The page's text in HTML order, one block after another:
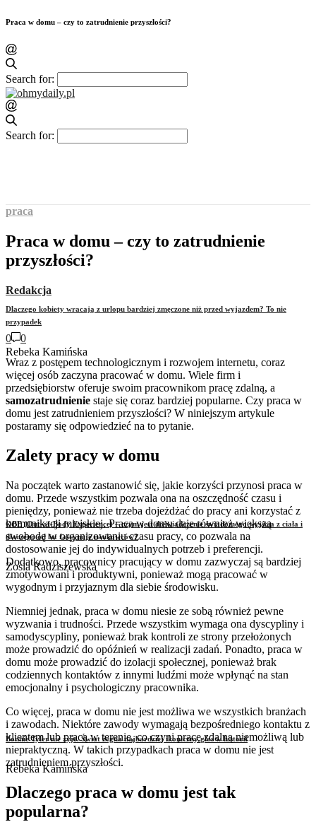
Praca w domu – czy to zatrudnienie przyszłości?
Search for:
Search for:
Dlaczego kobiety wracają z urlopu bardziej zmęczone niż przed wyjazdem? To nie
przypadek
Rebeka Kamińska
OBE (Out-of-Body Experience) – czym jest doświadczenie świadomego wyjścia z ciała i
dlaczego od lat fascynuje naukowców?
Zosia Radziszewska
Bonnie Tyler nie żyje. Świat żegna najbardziej ikoniczny głos w historii
Rebeka Kamińska
praca
Praca w domu – czy to zatrudnienie
przyszłości?
Redakcja
0
0
Wraz z postępem technologicznym i rozwojem internetu, coraz
więcej osób zaczyna pracować w domu. Wiele firm i
przedsiębiorstw oferuje swoim pracownikom pracę zdalną, a
samozatrudnienie staje się coraz bardziej popularne. Czy praca w
domu jest zatrudnieniem przyszłości? W niniejszym artykule
postaramy się odpowiedzieć na to pytanie.
Zalety pracy w domu
Na początek warto zastanowić się, jakie korzyści przynosi praca w
domu. Przede wszystkim pozwala ona na oszczędność czasu i
pieniędzy, ponieważ nie trzeba dojeżdżać do pracy ani korzystać z
komunikacji miejskiej. Praca w domu daje również większą
swobodę w organizowaniu czasu pracy, co pozwala na
dostosowanie jej do indywidualnych potrzeb i preferencji.
Dodatkowo, pracownicy pracujący w domu zazwyczaj są bardziej
zmotywowani i produktywni, ponieważ mogą pracować w
wygodnym i przyjaznym dla siebie środowisku.
Niemniej jednak, praca w domu niesie ze sobą również pewne
wyzwania i trudności. Przede wszystkim wymaga ona dyscypliny i
samodyscypliny, ponieważ brak kontroli ze strony przełożonych
może prowadzić do opóźnień w realizacji zadań. Ponadto, praca w
domu może prowadzić do izolacji społecznej, ponieważ brak
codziennych kontaktów z innymi ludźmi może wpłynąć na stan
emocjonalny i psychologiczny pracownika.
Co więcej, praca w domu nie jest możliwa we wszystkich branżach
i zawodach. Niektóre zawody wymagają bezpośredniego kontaktu z
klientem lub pracą w terenie, co czyni pracę zdalną niemożliwą lub
niepraktyczną. W takich przypadkach praca w domu nie jest
zatrudnieniem przyszłości.
Dlaczego praca w domu jest tak
popularna?